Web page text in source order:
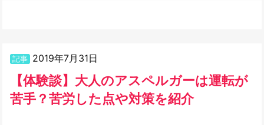
記事 2019年7月31日
【体験談】大人のアスペルガーは運転が
苦手？苦労した点や対策を紹介